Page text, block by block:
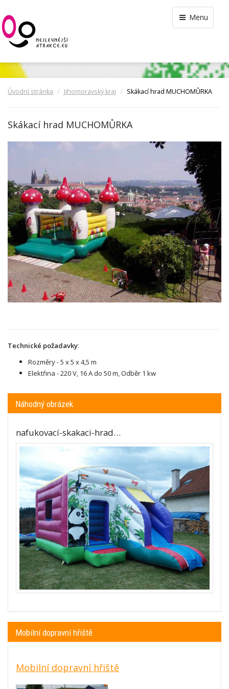
Menu
Úvodní stránka Jihomoravský kraj Skákací hrad MUCHOMŮRKA
Skákací hrad MUCHOMŮRKA
Technické požadavky:
Rozměry - 5 x 5 x 4,5 m
Elektřina - 220 V, 16 A do 50 m, Odběr 1 kw
Náhodný obrázek
nafukovací-skakaci-hrad…
Mobilní dopravní hřiště
Mobilní dopravní hřiště